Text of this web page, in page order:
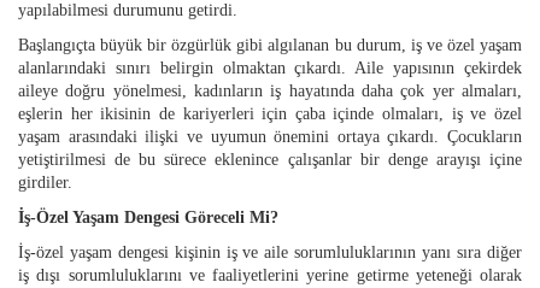
yapılabilmesi durumunu getirdi.
Başlangıçta büyük bir özgürlük gibi algılanan bu durum, iş ve özel yaşam
alanlarındaki sınırı belirgin olmaktan çıkardı. Aile yapısının çekirdek
aileye doğru yönelmesi, kadınların iş hayatında daha çok yer almaları,
eşlerin her ikisinin de kariyerleri için çaba içinde olmaları, iş ve özel
yaşam arasındaki ilişki ve uyumun önemini ortaya çıkardı. Çocukların
yetiştirilmesi de bu sürece eklenince çalışanlar bir denge arayışı içine
girdiler.
İş-Özel Yaşam Dengesi Göreceli Mi?
İş-özel yaşam dengesi kişinin iş ve aile sorumluluklarının yanı sıra diğer
iş dışı sorumluluklarını ve faaliyetlerini yerine getirme yeteneği olarak